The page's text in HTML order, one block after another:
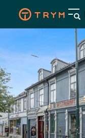
content